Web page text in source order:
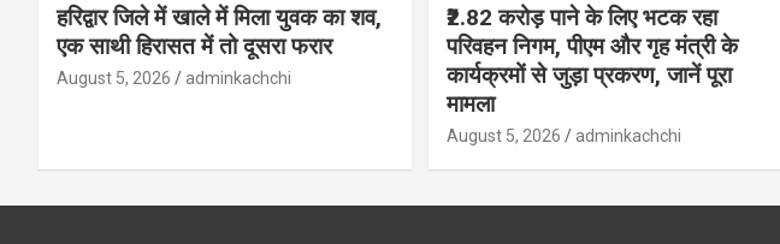
हरिद्वार जिले में खाले में मिला युवक का शव,
एक साथी हिरासत में तो दूसरा फरार
August 5, 2026 adminkachchi
₹2.82 करोड़ पाने के लिए भटक रहा
परिवहन निगम, पीएम और गृह मंत्री के
कार्यक्रमों से जुड़ा प्रकरण, जानें पूरा
मामला
August 5, 2026 adminkachchi